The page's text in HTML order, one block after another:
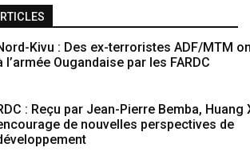
Kivu : Des ex-terroristes ADF/MTM
l’armée Ougandaise par les FARDC
: Reçu par Jean-Pierre Bemba, Huang
de nouvelles perspectives de